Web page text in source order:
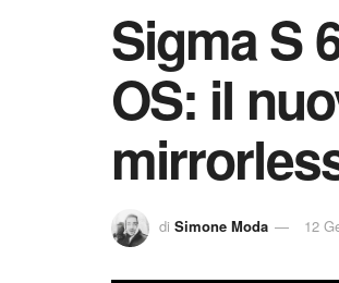
Sigma S
OS: il
di Simone Moda 12